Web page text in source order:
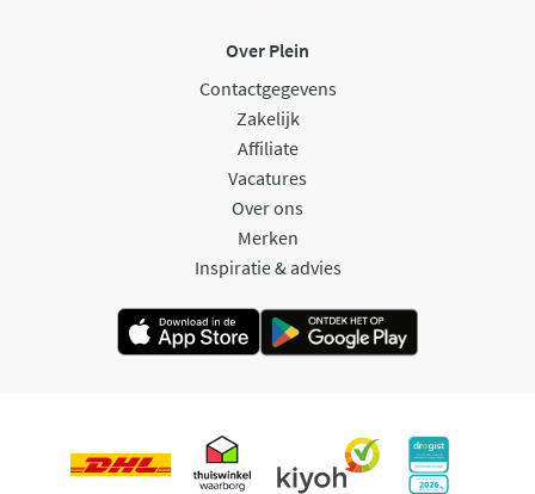
Over Plein
Contactgegevens
Zakelijk
Affiliate
Vacatures
Over ons
Merken
Inspiratie & advies